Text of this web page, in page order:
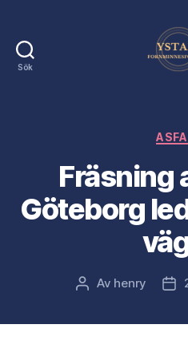
Sök
Fräsning
Göteborg
Inläggsförfattare
Av henry